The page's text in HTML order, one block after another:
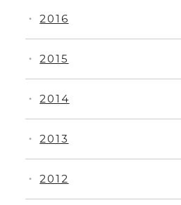
・ 2012
・ 2013
・ 2014
・ 2015
・ 2016